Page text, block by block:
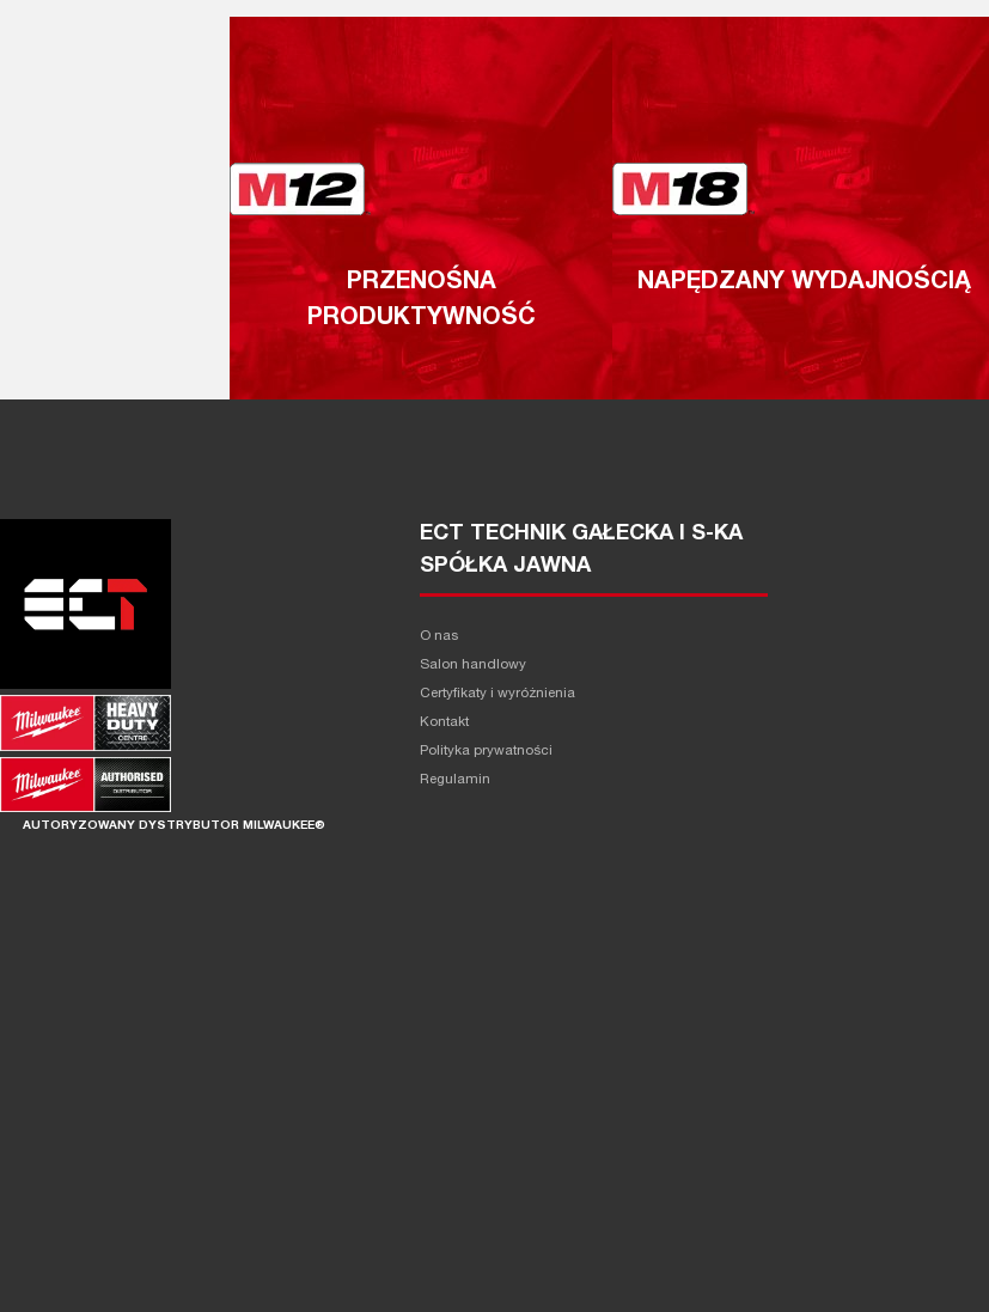
PRZENOŚNA
PRODUKTYWNOŚĆ
NAPĘDZANY WYDAJNOŚCIĄ
AUTORYZOWANY DYSTRYBUTOR MILWAUKEE®
ECT TECHNIK GAŁECKA I S-KA
SPÓŁKA JAWNA
O nas
Salon handlowy
Certyfikaty i wyróżnienia
Kontakt
Polityka prywatności
Regulamin